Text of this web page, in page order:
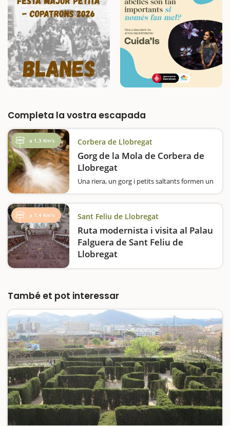
Completa la vostra escapada
a 1,3 Km's Corbera de Llobregat
Gorg de la Mola de Corbera de
Llobregat
Una riera, un gorg i petits saltants formen un
d'uns 2 km (anar i tornar) que ens porta…
a 7,4 Km's Sant Feliu de Llobregat
Ruta modernista i visita al Palau
Falguera de Sant Feliu de
Llobregat
Conegueu el Palau Falguera, un dels centres
ciutat. Si sou bons en geografia, sabreu que
municipi més habitat…
També et pot interessar